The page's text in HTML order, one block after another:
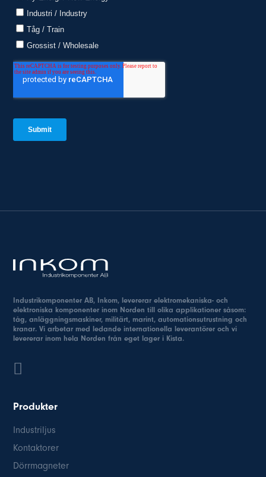
Industrikomponenter AB, Inkom, levererar elektromekaniska- och
elektroniska komponenter inom Norden till olika applikationer såsom:
tåg, anläggningsmaskiner, militärt, marint, automationsutrustning och
kranar. Vi arbetar med ledande internationella leverantörer och vi
levererar inom hela Norden från eget lager i Kista.
Produkter
Industriljus
Kontaktorer
Dörrmagneter